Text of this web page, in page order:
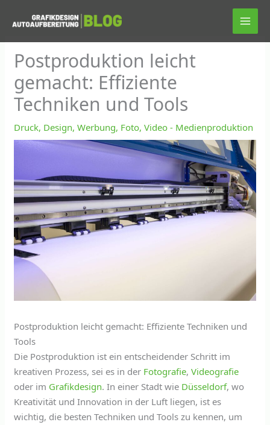
Inhalt
Postproduktion leicht
gemacht: Effiziente
Techniken und Tools
Druck, Design, Werbung, Foto, Video - Medienproduktion
Postproduktion leicht gemacht: Effiziente Techniken und
Tools
Die Postproduktion ist ein entscheidender Schritt im
kreativen Prozess, sei es in der Fotografie,Videografie
oder im Grafikdesign. In einer Stadt wie Düsseldorf, wo
Kreativität und Innovation in der Luft liegen, ist es
wichtig, die besten Techniken und Tools zu kennen, um